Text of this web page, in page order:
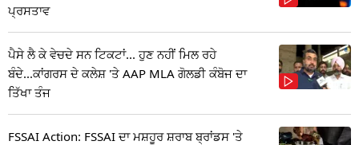
ਪ੍ਰਸਤਾਵ
ਪੈਸੇ ਲੈ ਕੇ ਵੇਚਦੇ ਸਨ ਟਿਕਟਾਂ... ਹੁਣ ਨਹੀਂ ਮਿਲ ਰਹੇ
ਬੰਦੇ...ਕਾਂਗਰਸ ਦੇ ਕਲੇਸ਼ 'ਤੇ AAP MLA ਗੋਲਡੀ ਕੰਬੋਜ ਦਾ
ਤਿੱਖਾ ਤੰਜ
FSSAI Action: FSSAI ਦਾ ਮਸ਼ਹੂਰ ਸ਼ਰਾਬ ਬ੍ਰਾਂਡਸ 'ਤੇ